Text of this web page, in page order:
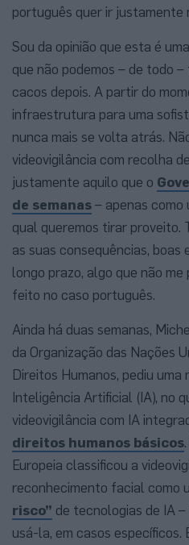
português quer ir justamente
Sou da opinião que esta é
que não podemos – de todo
cacos depois. A partir do
infraestrutura para uma
nunca mais se volta atrás.
videovigilância com recolha
justamente aquilo que o
de semanas– apenas como
qual queremos tirar proveito.
as suas consequências, boas
longo prazo, algo que não
feito no caso português.
Ainda há duas semanas,
da Organização das Nações
Direitos Humanos, pediu
Inteligência Artificial (IA), no
videovigilância com IA
direitos humanos básicos
Europeia classificou a
reconhecimento facial como
risco” de tecnologias de IA
usá-la, em casos específicos.